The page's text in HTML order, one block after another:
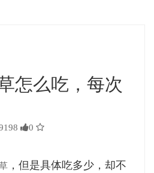
怎么吃，每次
0
，但是具体吃多少，却不